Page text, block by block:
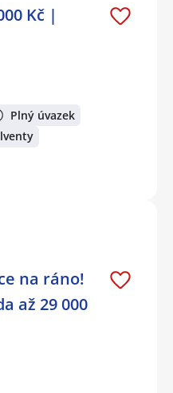
Kč |
Plný úvazek
na ráno!
až 29 000